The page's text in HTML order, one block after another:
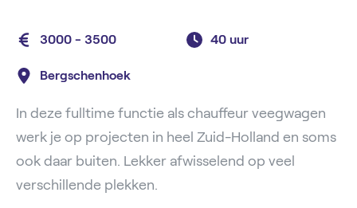
3000 - 3500 40 uur
Bergschenhoek
In deze fulltime functie als chauffeur veegwagen
werk je op projecten in heel Zuid-Holland en soms
ook daar buiten. Lekker afwisselend op veel
verschillende plekken.